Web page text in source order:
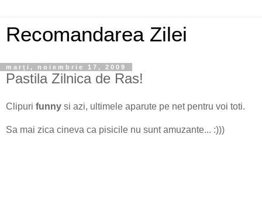
Recomandarea Zilei
marți, noiembrie 17, 2009
Pastila Zilnica de Ras!
Clipuri funny si azi, ultimele aparute pe net pentru voi toti.
Sa mai zica cineva ca pisicile nu sunt amuzante... :)))